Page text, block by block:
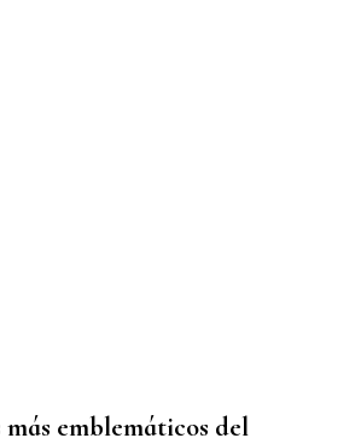
emblemáticos del